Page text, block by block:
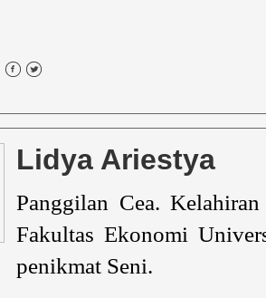
Lidya Ariestya
Panggilan Cea.
Fakultas Ekonomi
penikmat Seni.